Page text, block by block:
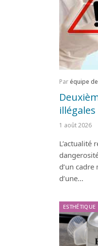
Paréquipe
1 août 2026
L’actualité
d’un
d’une…
ESTHÉTIQUE